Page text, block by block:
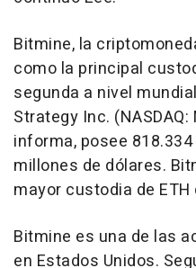
Bitmine, la
como la principal
segunda a nivel
Strategy Inc.
informa, posee
millones de dólares.
mayor custodia de ETH
Bitmine es una de las
en Estados Unidos.